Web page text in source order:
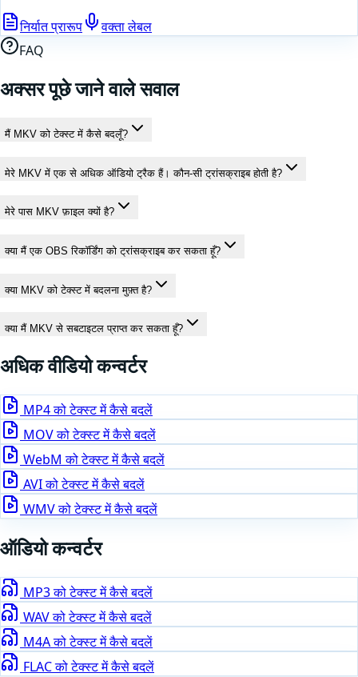
निर्यात प्रारूप
वक्ता लेबल
FAQ
अक्सर पूछे जाने वाले सवाल
मैं MKV को टेक्स्ट में कैसे बदलूँ?
मेरे MKV में एक से अधिक ऑडियो ट्रैक हैं। कौन-सी ट्रांसक्राइब होती है?
मेरे पास MKV फ़ाइल क्यों है?
क्या मैं एक OBS रिकॉर्डिंग को ट्रांसक्राइब कर सकता हूँ?
क्या MKV को टेक्स्ट में बदलना मुफ़्त है?
क्या मैं MKV से सबटाइटल प्राप्त कर सकता हूँ?
अधिकवीडियोकन्वर्टर
MP4को टेक्स्ट में कैसे बदलें
MOVको टेक्स्ट में कैसे बदलें
WebM को टेक्स्ट में कैसे बदलें
AVIको टेक्स्ट में कैसे बदलें
WMVको टेक्स्ट में कैसे बदलें
ऑडियोकन्वर्टर
MP3को टेक्स्ट में कैसे बदलें
WAVको टेक्स्ट में कैसे बदलें
M4Aको टेक्स्ट में कैसे बदलें
FLACको टेक्स्ट में कैसे बदलें